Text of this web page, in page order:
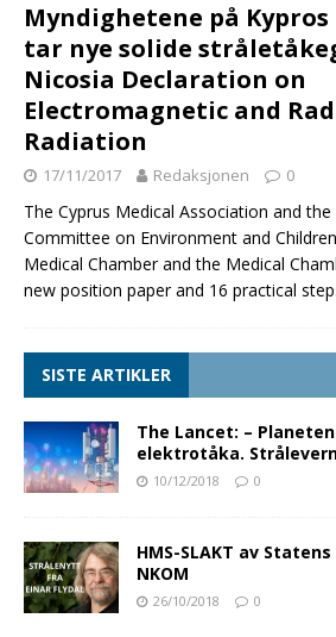
Myndighetene på
tar nye solide
Nicosia Declaration on
Electromagnetic and
Radiation
17/11/2017 Redaksjonen 0
The Cyprus Medical Association and
Committee on Environment and
Medical Chamber and the Medical
new position paper and 16 practical
SISTE ARTIKLER
The Lancet: –
elektrotåka.
10/12/2018 0
HMS-SLAKT av
NKOM
26/10/2018 0